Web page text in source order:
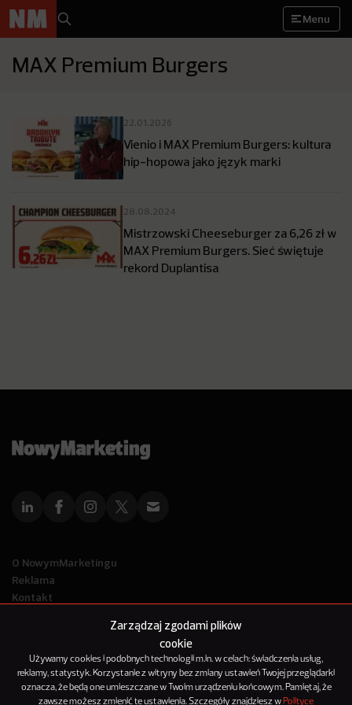
Zarządzaj zgodami plików
cookie
Używamy cookies i podobnych technologii m.in. w celach: świadczenia usług,
reklamy, statystyk. Korzystanie z witryny bez zmiany ustawień Twojej przeglądarki
oznacza, że będą one umieszczane w Twoim urządzeniu końcowym. Pamiętaj, że
zawsze możesz zmienić te ustawienia. Szczegóły znajdziesz w Polityce
Menu
MAX Premium Burgers
22.01.2026
Vienio i MAX Premium Burgers: kultura
hip-hopowa jako język marki
28.08.2024
Mistrzowski Cheeseburger za 6,26 zł w
MAX Premium Burgers. Sieć świętuje
rekord Duplantisa
O NowymMarketingu
Reklama
Kontakt
© 2012-2025